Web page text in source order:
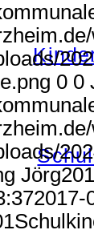
0 0
Jörg
2017-